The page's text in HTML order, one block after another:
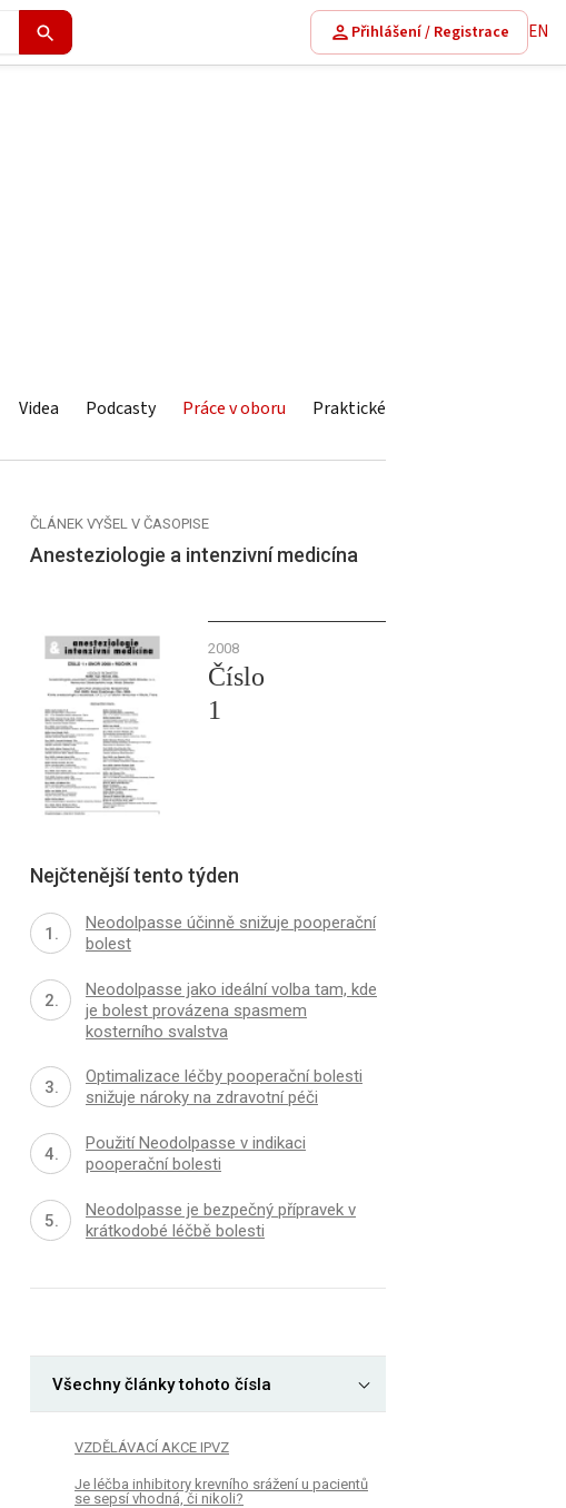
Přihlášení / Registrace EN
Videa Podcasty Práce v oboru Praktické
ČLÁNEK VYŠEL V ČASOPISE
Anesteziologie a intenzivní medicína
2008
Číslo
1
Nejčtenější tento týden
Neodolpasse účinně snižuje pooperační
bolest
Neodolpasse jako ideální volba tam, kde
je bolest provázena spasmem
kosterního svalstva
Optimalizace léčby pooperační bolesti
snižuje nároky na zdravotní péči
Použití Neodolpasse v indikaci
pooperační bolesti
Neodolpasse je bezpečný přípravek v
krátkodobé léčbě bolesti
Všechny články tohoto čísla
VZDĚLÁVACÍ AKCE IPVZ
Je léčba inhibitory krevního srážení u pacientů
se sepsí vhodná, či nikoli?